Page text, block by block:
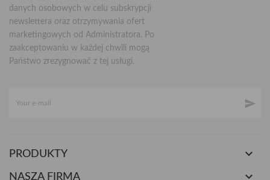
danych osobowych w celu subskrypcji
newslettera oraz otrzymywania ofert
marketingowych od Administratora. Po
zaakceptowaniu w każdej chwili mogą
Państwo zrezygnować z tej usługi.

PRODUKTY 
NASZA FIRMA 